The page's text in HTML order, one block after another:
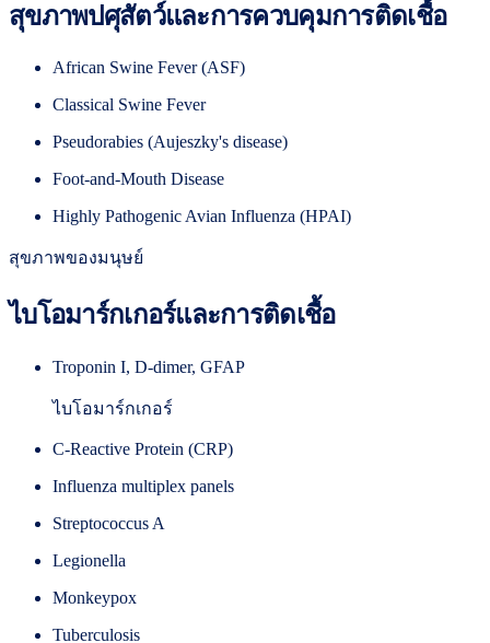
สุขภาพปศุสัตว์และการควบคุมการติดเชื้อ
African Swine Fever (ASF)
Classical Swine Fever
Pseudorabies (Aujeszky's disease)
Foot-and-Mouth Disease
Highly Pathogenic Avian Influenza (HPAI)
สุขภาพของมนุษย์
ไบโอมาร์กเกอร์และการติดเชื้อ
Troponin I, D-dimer, GFAP
ไบโอมาร์กเกอร์
C-Reactive Protein (CRP)
Influenza multiplex panels
Streptococcus A
Legionella
Monkeypox
Tuberculosis